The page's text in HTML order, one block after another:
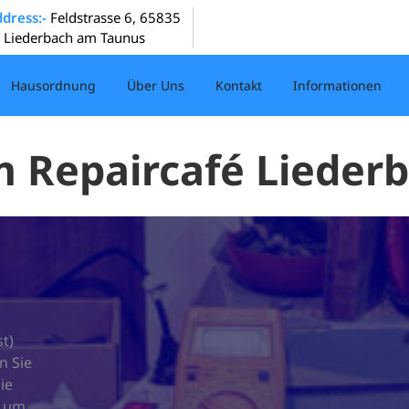
Feldstrasse 6, 65835
Liederbach am Taunus
Hausordnung Über Uns Kontakt Informationen
Repaircafé
Sie